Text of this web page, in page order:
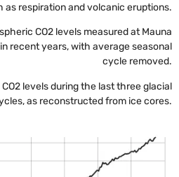
as respiration and volcanic eruptions.
CO2 levels measured at Mauna
recent years, with average seasonal
cycle removed.
levels during the last three glacial
as reconstructed from ice cores.